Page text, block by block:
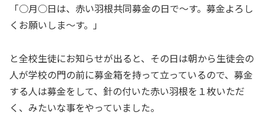
「○月○日は、赤い羽根共同募金の日で～す。募金よろし
くお願いしま～す。」
と全校生徒にお知らせが出ると、その日は朝から生徒会の
人が学校の門の前に募金箱を持って立っているので、募金
する人は募金をして、針の付いた赤い羽根を１枚いただ
く、みたいな事をやっていました。